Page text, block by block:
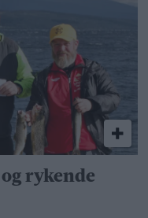
rykende